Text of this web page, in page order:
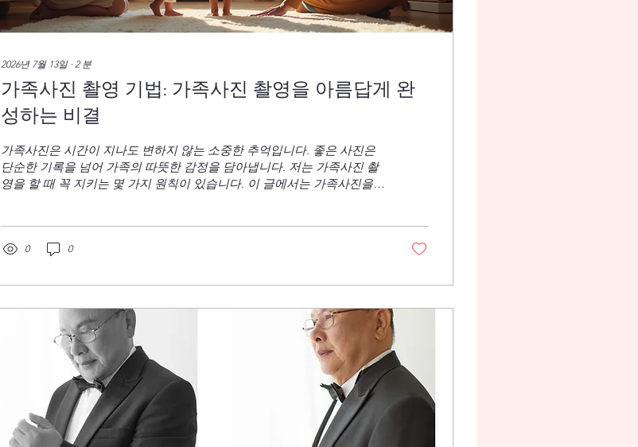
2026년 7월 13일∙ 2 분
가족사진 촬영 기법: 가족사진 촬영을 아름답게 완
성하는 비결
가족사진은 시간이 지나도 변하지 않는 소중한 추억입니다. 좋은 사진은
단순한 기록을 넘어 가족의 따뜻한 감정을 담아냅니다. 저는 가족사진 촬
영을 할 때 꼭 지키는 몇 가지 원칙이 있습니다. 이 글에서는 가족사진을
성원과 충분히 상의하세요. 촬영 장소, 의상, 시간대를 미리 정하는 것이
근처가 적합합니다. 의상 조화: 너무 화려하거나 산만한 옷은 피하세요. 톤
늦은 오후가 빛이 부드럽고 그림자가 적어 좋습니다. 이런 기본 준비가 잘
되어야 촬영 당일에도 편안한 분위기에서 좋은 사진을 얻을 수 있습니다.
자연스러운 포즈와 표정...
0 0